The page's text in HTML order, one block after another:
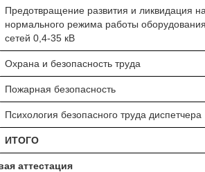
Предотвращение развития и ликвидация
нормального режима работы оборудования
сетей 0,4-35 кВ
Охрана и безопасность труда
Пожарная безопасность
Психология безопасного труда диспетчера
ИТОГО
аттестация